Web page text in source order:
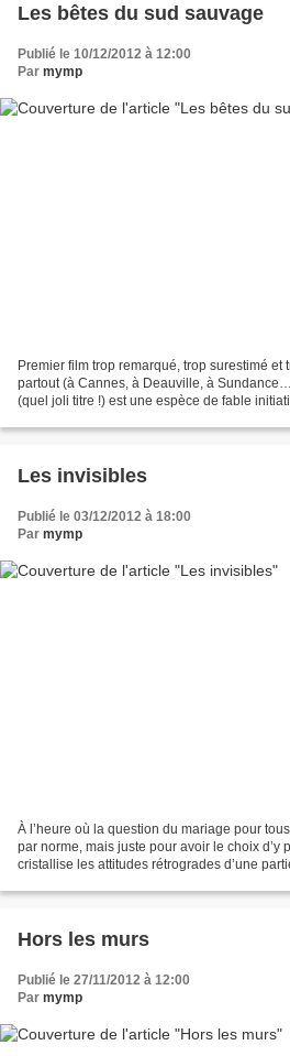
Les bêtes du sud sauvage
Publié le 10/12/2012 à 12:00
Par mymp
Premier film trop remarqué, trop surestimé et
partout (à Cannes, à Deauville, à
(quel joli titre !) est une espèce de fable
Les invisibles
Publié le 03/12/2012 à 18:00
Par mymp
À l’heure où la question du mariage pour
par norme, mais juste pour avoir le choix d’y
cristallise les attitudes rétrogrades d’une
Hors les murs
Publié le 27/11/2012 à 12:00
Par mymp